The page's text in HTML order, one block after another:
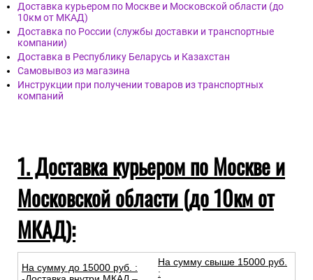
Доставка курьером по Москве и Московской области (до
10км от МКАД)
Доставка по России (службы доставки и транспортные
компании)
Доставка в Республику Беларусь и Казахстан
Самовывоз из магазина
Инструкции при получении товаров из транспортных
компаний
1. Доставка курьером по Москве и
Московской области (до 10км от
МКАД):
На сумму до 15000 руб. :
На сумму свыше 15000 руб.
: